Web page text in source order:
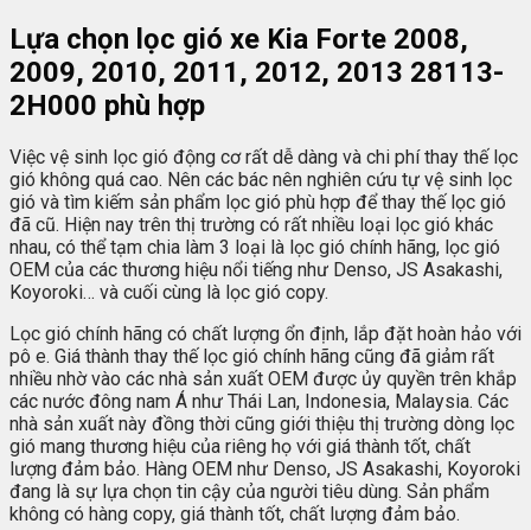
Lựa chọn lọc gió xe Kia Forte 2008,
2009, 2010, 2011, 2012, 2013 28113-
2H000 phù hợp
Việc vệ sinh lọc gió động cơ rất dễ dàng và chi phí thay thế lọc
gió không quá cao. Nên các bác nên nghiên cứu tự vệ sinh lọc
gió và tìm kiếm sản phẩm lọc gió phù hợp để thay thế lọc gió
đã cũ. Hiện nay trên thị trường có rất nhiều loại lọc gió khác
nhau, có thể tạm chia làm 3 loại là lọc gió chính hãng, lọc gió
OEM của các thương hiệu nổi tiếng như Denso, JS Asakashi,
Koyoroki… và cuối cùng là lọc gió copy.
Lọc gió chính hãng có chất lượng ổn định, lắp đặt hoàn hảo với
pô e. Giá thành thay thế lọc gió chính hãng cũng đã giảm rất
nhiều nhờ vào các nhà sản xuất OEM được ủy quyền trên khắp
các nước đông nam Á như Thái Lan, Indonesia, Malaysia. Các
nhà sản xuất này đồng thời cũng giới thiệu thị trường dòng lọc
gió mang thương hiệu của riêng họ với giá thành tốt, chất
lượng đảm bảo. Hàng OEM như Denso, JS Asakashi, Koyoroki
đang là sự lựa chọn tin cậy của người tiêu dùng. Sản phẩm
không có hàng copy, giá thành tốt, chất lượng đảm bảo.